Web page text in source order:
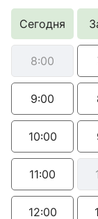
Сегодня
8:00
9:00
10:00
11:00
12:00